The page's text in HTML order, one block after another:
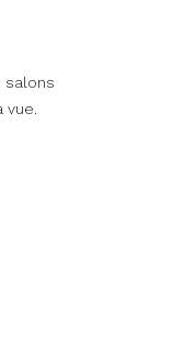
salons
vue.